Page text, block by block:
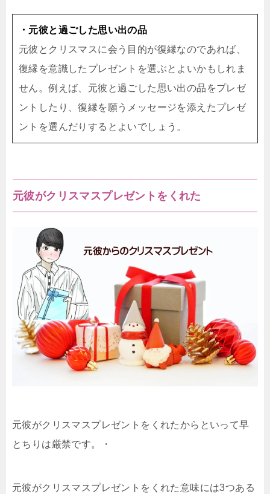
・元彼と過ごした思い出の品
元彼とクリスマスに会う目的が復縁なのであれば、
復縁を意識したプレゼントを選ぶとよいかもしれま
せん。例えば、元彼と過ごした思い出の品をプレゼ
ントしたり、復縁を願うメッセージを添えたプレゼ
ントを選んだりするとよいでしょう。
元彼がクリスマスプレゼントをくれた
元彼がクリスマスプレゼントをくれたからといって早
とちりは厳禁です。・
元彼がクリスマスプレゼントをくれた意味には3つある